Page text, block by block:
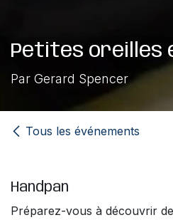
Petites oreilles
Par Gerard Spencer
Tous les événements
Handpan
Préparez-vous à découvrir